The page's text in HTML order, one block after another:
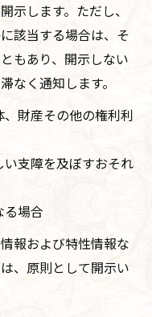
示します。ただし、
該当する場合は、そ
もあり、開示しない
なく通知します。
財産その他の権利利
支障を及ぼすおそれ
る場合
報および特性情報な
、原則として開示い